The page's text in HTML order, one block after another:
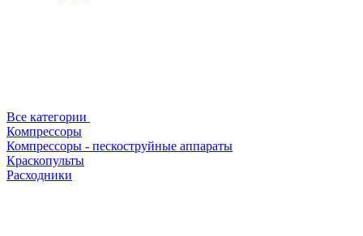
Все категории
Компрессоры
Компрессоры - пескоструйные аппараты
Краскопульты
Расходники